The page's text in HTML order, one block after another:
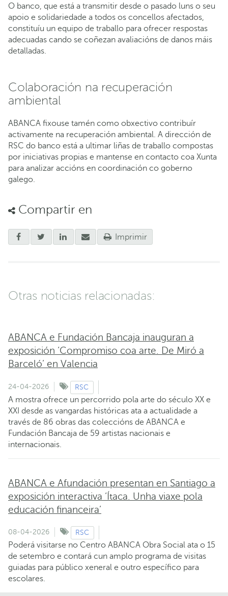
O banco, que está a transmitir desde o pasado luns o seu
apoio e solidariedade a todos os concellos afectados,
constituíu un equipo de traballo para ofrecer respostas
adecuadas cando se coñezan avaliacións de danos máis
detalladas.
Colaboración na recuperación
ambiental
ABANCA fixouse tamén como obxectivo contribuír
activamente na recuperación ambiental. A dirección de
RSC do banco está a ultimar liñas de traballo compostas
por iniciativas propias e mantense en contacto coa Xunta
para analizar accións en coordinación co goberno
galego.
Compartir en
Imprimir
Otras noticias relacionadas:
ABANCA e Fundación Bancaja inauguran a
exposición ‘Compromiso coa arte. De Miró a
Barceló’ en Valencia
24-04-2026 RSC
A mostra ofrece un percorrido pola arte do século XX e
XXI desde as vangardas históricas ata a actualidade a
través de 86 obras das coleccións de ABANCA e
Fundación Bancaja de 59 artistas nacionais e
internacionais.
ABANCA e Afundación presentan en Santiago a
exposición interactiva ‘Ítaca. Unha viaxe pola
educación financeira’
08-04-2026 RSC
Poderá visitarse no Centro ABANCA Obra Social ata o 15
de setembro e contará cun amplo programa de visitas
guiadas para público xeneral e outro específico para
escolares.